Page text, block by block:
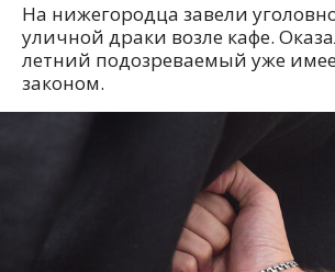
На нижегородца завели
уличной драки возле кафе.
летний подозреваемый уже
законом.